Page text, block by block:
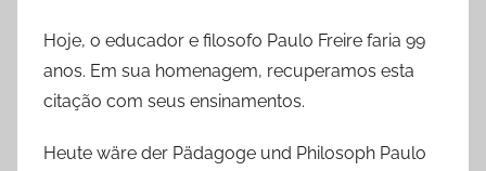
Hoje, o educador e filosofo Paulo Freire faria 99
anos. Em sua homenagem, recuperamos esta
citação com seus ensinamentos.
Heute wäre der Pädagoge und Philosoph Paulo